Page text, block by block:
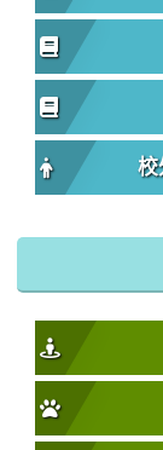
校